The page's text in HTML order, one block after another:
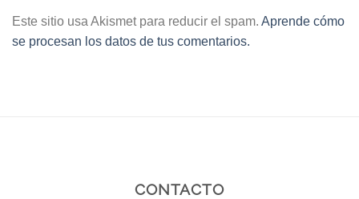
Este sitio usa Akismet para reducir el spam. Aprende cómo
se procesan los datos de tus comentarios.
CONTACTO